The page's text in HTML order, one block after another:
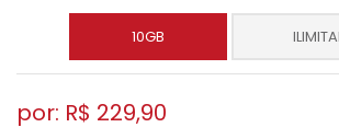
10GB
por: R$ 229,90